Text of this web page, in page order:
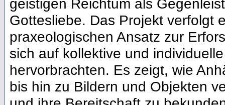
geistigen Reichtum als
Gottesliebe. Das Projekt verfolgt
praxeologischen Ansatz zur
sich auf kollektive und
hervorbrachten. Es zeigt, wie
bis hin zu Bildern und Objekten